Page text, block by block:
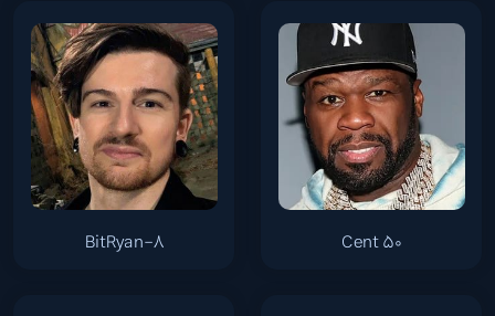
50 Cent
8-BitRyan